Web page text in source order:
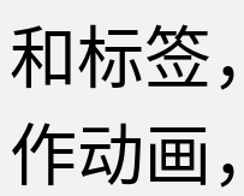
和标签
作动画